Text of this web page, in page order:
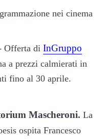
nei cinema
Offerta di InGruppo
a prezzi calmierati in
fino al 30 aprile.
Mascheroni. La
ospita Francesco